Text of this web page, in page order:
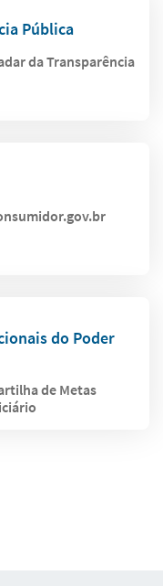
Pública
da Transparência
do Poder
de Metas